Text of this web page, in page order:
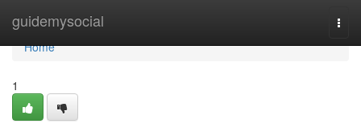
guidemysocial
Home
Home
1